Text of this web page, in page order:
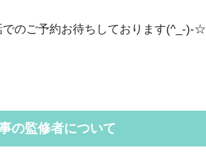
でのご予約お待ちしております(^_-)-☆
の監修者について